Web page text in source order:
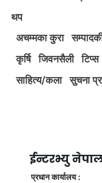
थप
अचम्मका कुरा
कृर्षि
जिवनसैली टिप्स
साहित्य/कला
सुचना
ईन्टरभ्यु
प्रधान कार्यालय :